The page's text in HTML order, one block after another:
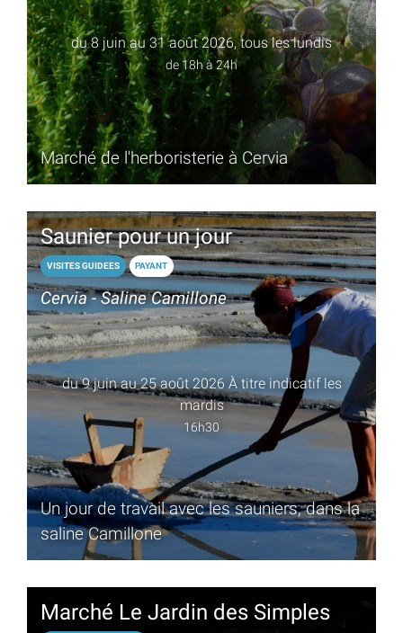
du 8 juin au 31 août 2026, tous les lundis
de 18h à 24h
Marché de l'herboristerie à Cervia
Saunier pour un jour
VISITES GUIDEES PAYANT
Cervia - Saline Camillone
du 9 juin au 25 août 2026 À titre indicatif les
mardis
16h30
Un jour de travail avec les sauniers, dans la
saline Camillone
Marché Le Jardin des Simples